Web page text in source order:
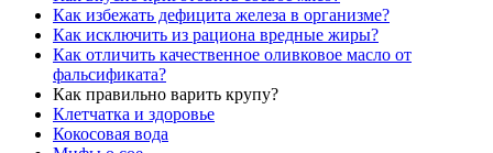
Как избежать дефицита железа в организме?
Как исключить из рациона вредные жиры?
Как отличить качественное оливковое масло от
фальсификата?
Как правильно варить крупу?
Клетчатка и здоровье
Кокосовая вода